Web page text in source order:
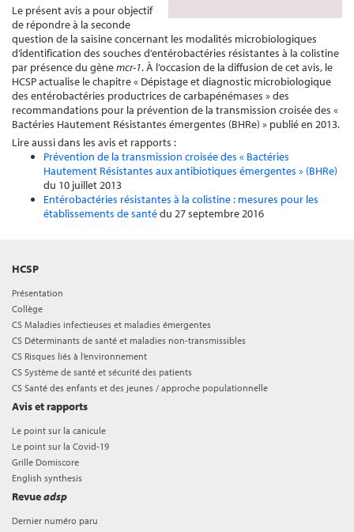
Le présent avis a pour objectif
de répondre à la seconde
question de la saisine concernant les modalités microbiologiques
d’identification des souches d’entérobactéries résistantes à la colistine
par présence du gènemcr-1. À l’occasion de la diffusion de cet avis, le
HCSP actualise le chapitre « Dépistage et diagnostic microbiologique
des entérobactéries productrices de carbapénémases »des
recommandations pour la prévention de la transmission croisée des «
Bactéries Hautement Résistantes émergentes (BHRe) » publié en 2013.
Lire aussi dans les avis et rapports :
Prévention de la transmission croisée des « Bactéries
Hautement Résistantes aux antibiotiques émergentes » (BHRe)
du 10 juillet 2013
Entérobactéries résistantes à la colistine : mesures pour les
établissements de santédu 27 septembre 2016
HCSP
Présentation
Collège
CS Maladies infectieuses et maladies émergentes
CS Déterminants de santé et maladies non-transmissibles
CS Risques liés à l’environnement
CS Système de santé et sécurité des patients
CS Santé des enfants et des jeunes / approche populationnelle
Avis et rapports
Le point sur la canicule
Le point sur la Covid-19
Grille Domiscore
English synthesis
Revueadsp
Dernier numéro paru